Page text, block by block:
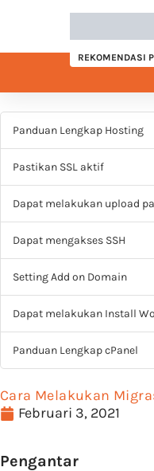
REKOMENDASI
Panduan Lengkap Hosting
Pastikan SSL aktif
Dapat melakukan upload
Dapat mengakses SSH
Setting Add on Domain
Dapat melakukan Install
Panduan Lengkap cPanel
Cara Melakukan
Februari 3, 2021
Pengantar